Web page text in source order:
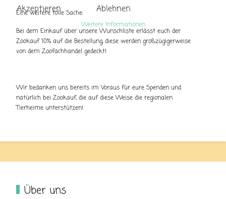
Eine weitere tolle Sache:
Bei dem Einkauf über unsere Wunschliste erlässt euch der
Zookauf 10% auf die Bestellung, diese werden großzügigerweise
von dem Zoofachhandel gedeckt!
Wir bedanken uns bereits im Voraus für eure Spenden und
natürlich bei Zookauf, die auf diese Weise die regionalen
Tierheime unterstützen!
Über uns
Akzeptieren Ablehnen
Weitere Informationen